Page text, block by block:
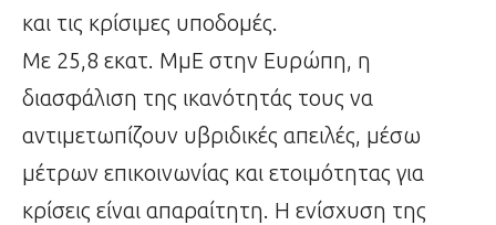
και τις κρίσιμες υποδομές.
Με 25,8 εκατ. ΜμΕ στην Ευρώπη, η
διασφάλιση της ικανότητάς τους να
αντιμετωπίζουν υβριδικές απειλές, μέσω
μέτρων επικοινωνίας και ετοιμότητας για
κρίσεις είναι απαραίτητη. Η ενίσχυση της